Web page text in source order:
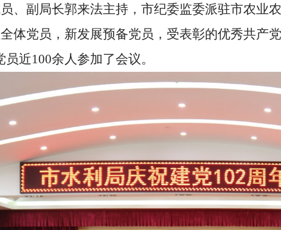
、副局长郭来法主持，市纪委监委派驻市农业
体党员，新发展预备党员，受表彰的优秀共产
近100余人参加了会议。